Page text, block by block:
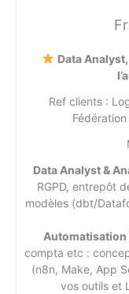
Data
Ref clients :
Data Analyst &
RGPD, entrepôt
modèles (dbt/
Automatisation
compta etc :
(n8n, Make, App
vos outils et